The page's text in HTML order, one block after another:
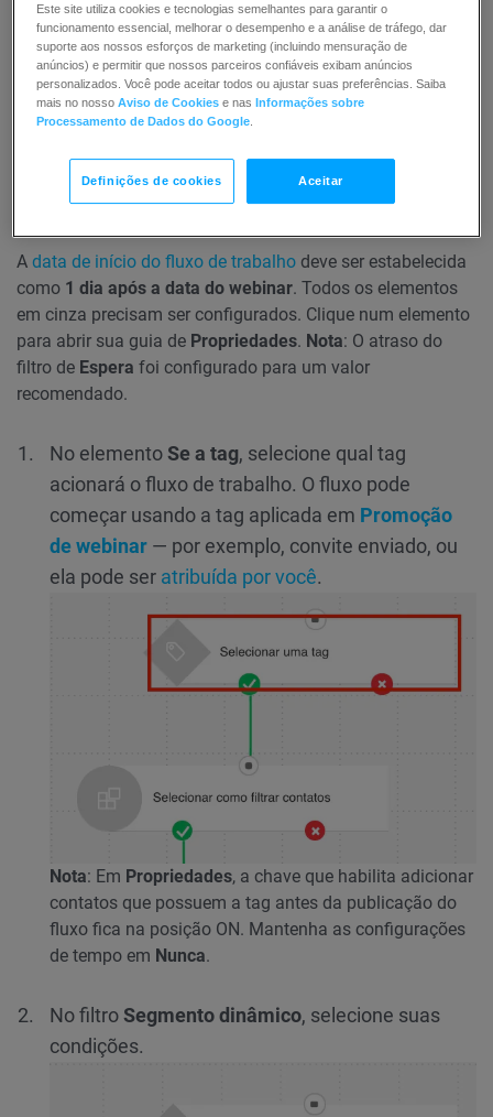
(ou rascunhos) que possam ser usadas para
tanto
(Opcional)tags. Você pode criar tags conforme
cria o fluxo de trabalho, mas é melhor ter um
Configuração do fluxo de trabalho
A data de início do fluxo de trabalho deve ser estabelecida
como 1 dia após a data do webinar. Todos os elementos
em cinza precisam ser configurados. Clique num elemento
para abrir sua guia de Propriedades. Nota: O atraso do
filtro de Espera foi configurado para um valor
recomendado.
No elementoSe a tag, selecione qual tag
acionará o fluxo de trabalho. O fluxo pode
começar usando a tag aplicada em Promoção
de webinar — por exemplo, convite enviado, ou
ela pode ser atribuída por você.
Nota: Em Propriedades, a chave que habilita adicionar
contatos que possuem a tag antes da publicação do
fluxo fica na posição ON. Mantenha as configurações
de tempo em Nunca.
No filtroSegmento dinâmico, selecione suas
condições.
Este site utiliza cookies e tecnologias semelhantes para garantir o
funcionamento essencial, melhorar o desempenho e a análise de tráfego, dar
suporte aos nossos esforços de marketing (incluindo mensuração de
anúncios) e permitir que nossos parceiros confiáveis exibam anúncios
personalizados. Você pode aceitar todos ou ajustar suas preferências. Saiba
mais no nossoAviso de Cookies e nasInformações sobre
Processamento de Dados do Google
Definições de cookies Aceitar